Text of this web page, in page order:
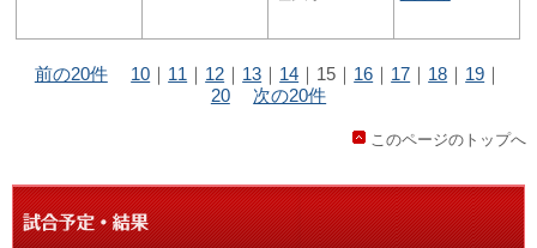
前の20件 10 ｜ 11 ｜ 12 ｜ 13 ｜ 14 ｜ 15 ｜ 16 ｜ 17 ｜ 18 ｜ 19 ｜
20
次の20件
このページのトップへ